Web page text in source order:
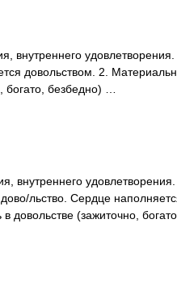
внутреннего
довольством. 2.
богато, безбедно) …
внутреннего
льство. Сердце
довольстве (зажиточно,